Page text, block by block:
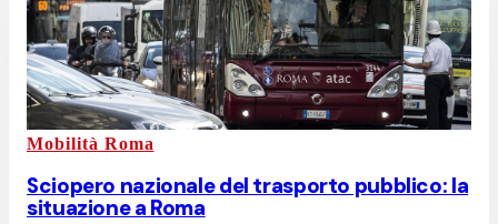
Mobilità Roma
Sciopero nazionale del trasporto pubblico: la
situazione a Roma